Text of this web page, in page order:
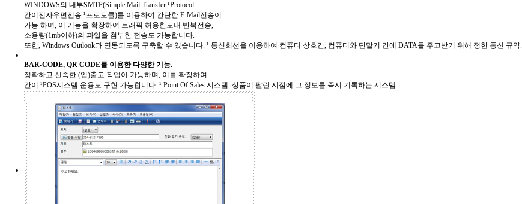
WINDOWS의 내부SMTP(Simple Mail Transfer ¹Protocol.
간이전자우편전송 ¹프로토콜)를 이용하여 간단한 E-Mail전송이
가능 하며, 이 기능을 확장하여 트래픽 허용한도내 반복전송,
소용량(1mb이하)의 파일을 첨부한 전송도 가능합니다.
또한, Windows Outlook과 연동되도록 구축할 수 있습니다. ¹ 통신회선을 이용하여 컴퓨터 상호간, 컴퓨터와 단말기 간에 DATA를 주고받기 위해 정한 통신 규약.
BAR-CODE, QR CODE를 이용한 다양한 기능.
정확하고 신속한 (입)출고 작업이 가능하며, 이를 확장하여
간이 ¹POS시스템 운용도 구현 가능합니다. ¹ Point Of Sales 시스템. 상품이 팔린 시점에 그 정보를 즉시 기록하는 시스템.